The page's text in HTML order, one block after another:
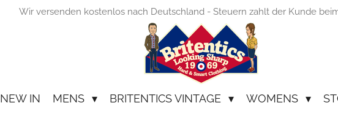
Wir versenden kostenlos nach Deutschland - Steuern zahlt der Kunde
NEW IN MENS BRITENTICS VINTAGE WOMENS